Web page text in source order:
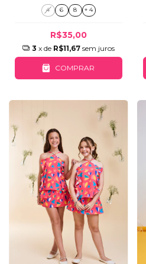
4 6 8 + 4
R$35,00
3 x de R$11,67 sem juros
COMPRAR